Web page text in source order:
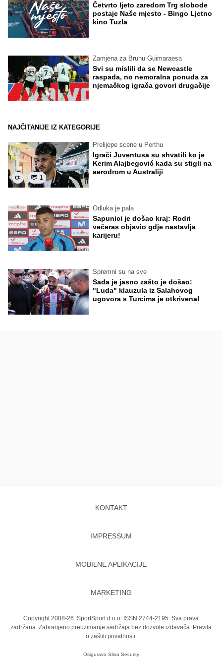
Četvrto ljeto zaredom Trg slobode
postaje Naše mjesto - Bingo Ljetno
kino Tuzla
Zamjena za Brunu Guimaraesa
Svi su mislili da se Newcastle
raspada, no nemoralna ponuda za
njemačkog igrača govori drugačije
NAJČITANIJE IZ KATEGORIJE
1
Prelijepe scene u Perthu
Igrači Juventusa su shvatili ko je
Kerim Alajbegović kada su stigli na
aerodrom u Australiji
Odluka je pala
Sapunici je došao kraj: Rodri
večeras objavio gdje nastavlja
karijeru!
Spremni su na sve
Sada je jasno zašto je došao:
"Luda" klauzula iz Salahovog
ugovora s Turcima je otkrivena!
KONTAKT
IMPRESSUM
MOBILNE APLIKACIJE
MARKETING
Copyright 2008-26. SportSport d.o.o. ISSN 2744-2195. Sva prava
zadržana. Zabranjeno preuzimanje sadržaja bez dozvole izdavača. Pravila
o zaštiti privatnosti.
Osigurava Sikra Security